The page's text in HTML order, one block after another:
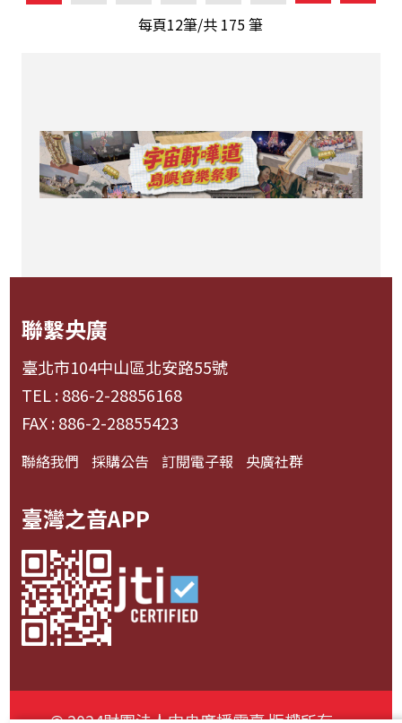
每頁12筆/共 175筆
聯繫央廣
臺北市104中山區北安路55號
TEL : 886-2-28856168
FAX : 886-2-28855423
聯絡我們 採購公告 訂閱電子報 央廣社群
臺灣之音APP